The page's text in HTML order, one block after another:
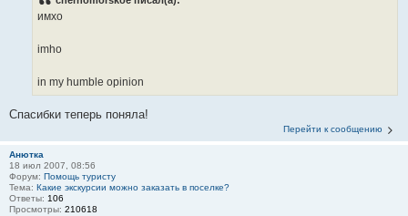
имхо
imho
in my humble opinion
Спасибки теперь поняла!
Перейти к сообщению
Анютка
18 июл 2007, 08:56
Форум: Помощь туристу
Тема: Какие экскурсии можно заказать в поселке?
Ответы: 106
Просмотры: 210618